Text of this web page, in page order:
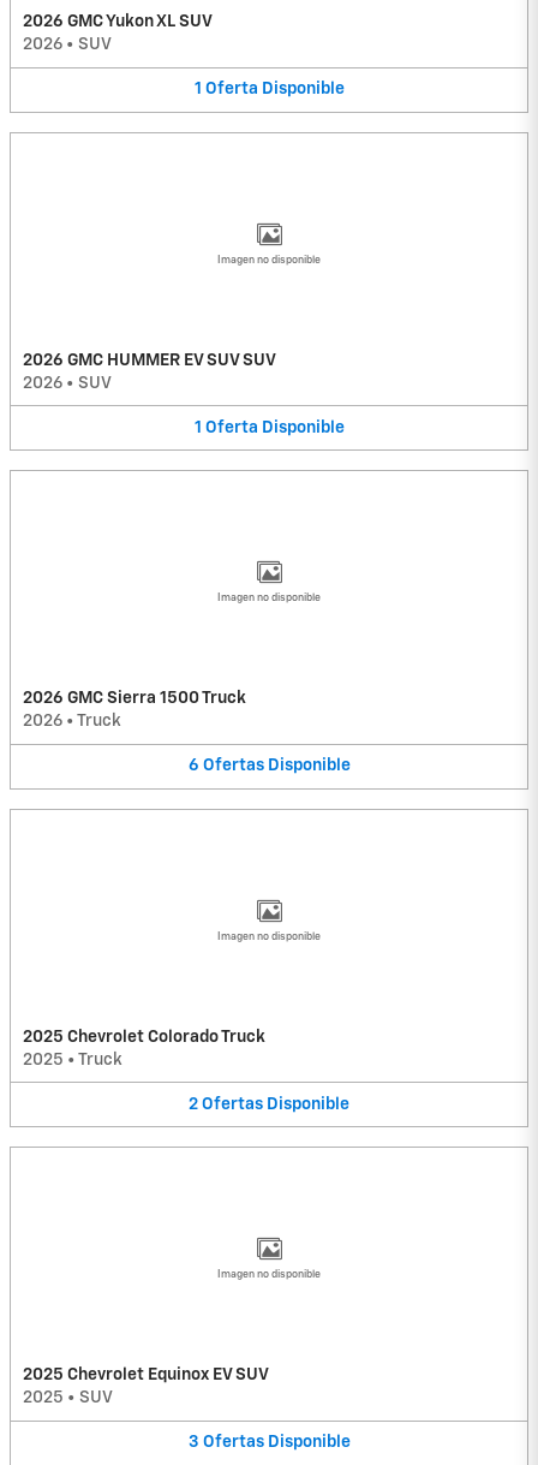
2026 GMC Yukon XL SUV
2026 • SUV
1 Oferta Disponible
Imagen no disponible
2026 GMC HUMMER EV SUV SUV
2026 • SUV
1 Oferta Disponible
Imagen no disponible
2026 GMC Sierra 1500 Truck
2026 • Truck
6 Ofertas Disponible
Imagen no disponible
2025 Chevrolet Colorado Truck
2025 • Truck
2 Ofertas Disponible
Imagen no disponible
2025 Chevrolet Equinox EV SUV
2025 • SUV
3 Ofertas Disponible